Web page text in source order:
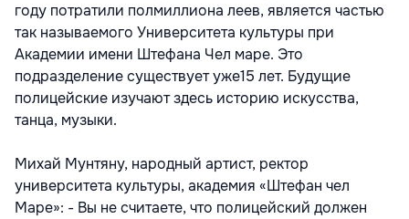
году потратили полмиллиона леев, является частью
так называемого Университета культуры при
Академии имени Штефана Чел маре. Это
подразделение существует уже15 лет. Будущие
полицейские изучают здесь историю искусства,
танца, музыки.
Михай Мунтяну, народный артист, ректор
университета культуры, академия «Штефан чел
Маре»: - Вы не считаете, что полицейский должен